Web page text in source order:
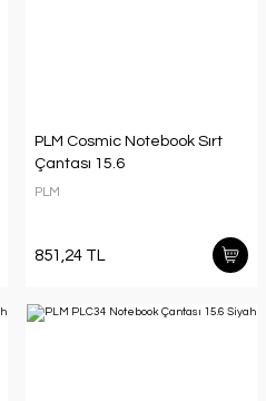
PLM Cosmic Notebook Sırt
Çantası 15.6
PLM
851,24 TL